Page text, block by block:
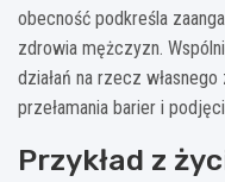
obecność podkreśla
zdrowia mężczyzn.
działań na rzecz
przełamania barier i
Przykład z